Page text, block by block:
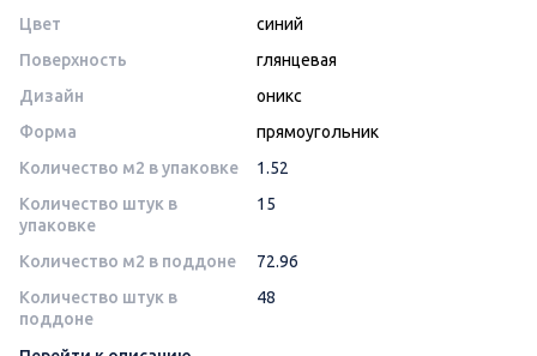
Цвет
синий
Поверхность
глянцевая
Дизайн
оникс
Форма
прямоугольник
Количество м2 в упаковке
1.52
Количество штук в
упаковке
15
Количество м2 в поддоне
72.96
Количество штук в
поддоне
48